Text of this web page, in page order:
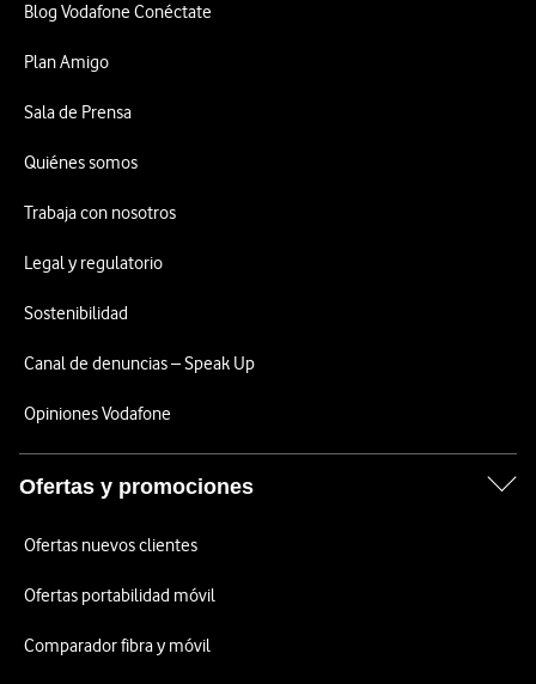
Blog Vodafone Conéctate
Plan Amigo
Sala de Prensa
Quiénes somos
Trabaja con nosotros
Legal y regulatorio
Sostenibilidad
Canal de denuncias – Speak Up
Opiniones Vodafone
Ofertas y promociones
Ofertas nuevos clientes
Ofertas portabilidad móvil
Comparador fibra y móvil